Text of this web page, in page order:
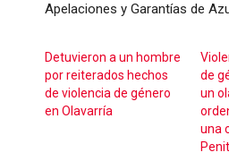
Apelaciones y Garantías de
Detuvieron a un hombre
por reiterados hechos
de violencia de género
en Olavarría
de
un
una